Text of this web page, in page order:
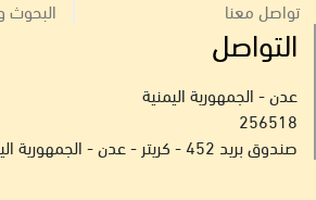
تواصل معنا
البحوث
التواصل
عدن - الجمهورية اليمنية
256518
صندوق بريد 452 - كريتر - عدن - الجمهورية اليمنية